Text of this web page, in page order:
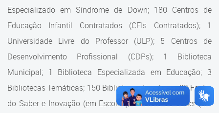
Portal do Servidor
Departamento de Logística
Gerência de Almoxarifado
Gerência de Aquisição e
Gestão Contratual de
Serviços
Gerência de Contratos
Especializado em Síndrome de Down; 180 Centros de
Educação Infantil Contratados (CEIs Contratados); 1
Universidade Livre do Professor (ULP); 5 Centros de
Desenvolvimento Profissional (CDPs); 1 Biblioteca
Municipal; 1 Biblioteca Especializada em Educação; 3
Bibliotecas Temáticas; 150 Bibliotecas Escolares; 32 Faróis
do Saber e Inovação (em Escolas); 9 Faróis do Saber (em